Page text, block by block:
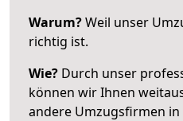
Warum?Weil unser
richtig ist.
Wie? Durch unser
können wir Ihnen
andere Umzugsfirmen